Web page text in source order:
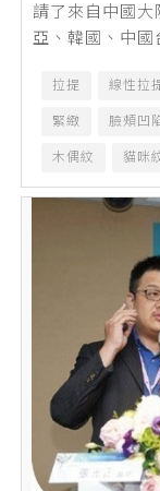
請了來自中國大
亞、韓國、中
拉提 線性拉
緊緻 臉頰凹
木偶紋 貓咪